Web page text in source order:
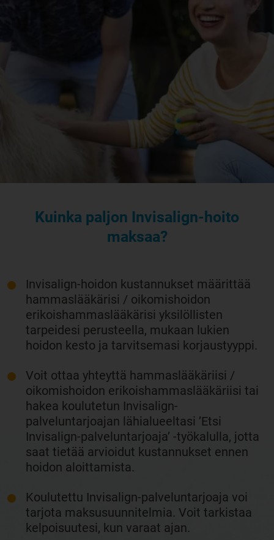
Kuinka paljon Invisalign-hoito
maksaa?
Invisalign-hoidon kustannukset määrittää
hammaslääkärisi / oikomishoidon
erikoishammaslääkärisi yksilöllisten
tarpeidesi perusteella, mukaan lukien
hoidon kesto ja tarvitsemasi korjaustyyppi.
Voit ottaa yhteyttä hammaslääkäriisi /
oikomishoidon erikoishammaslääkäriisi tai
hakea koulutetun Invisalign-
palveluntarjoajan lähialueeltasi ’Etsi
Invisalign-palveluntarjoaja’ -työkalulla, jotta
saat tietää arvioidut kustannukset ennen
hoidon aloittamista.
Koulutettu Invisalign-palveluntarjoaja voi
tarjota maksusuunnitelmia. Voit tarkistaa
kelpoisuutesi, kun varaat ajan.